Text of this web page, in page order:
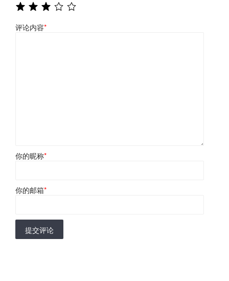
评论内容*
你的昵称*
你的邮箱*
提交评论